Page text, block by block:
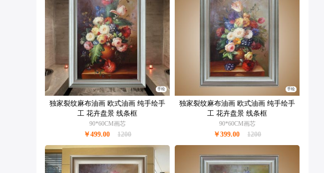
手绘
独家裂纹麻布油画 欧式油画 纯手绘手
工 花卉盘景 线条框
90*60CM画芯
￥499.00 1200
手绘
独家裂纹麻布油画 欧式油画 纯手绘手
工 花卉盘景 线条框
90*60CM画芯
￥399.00 1200